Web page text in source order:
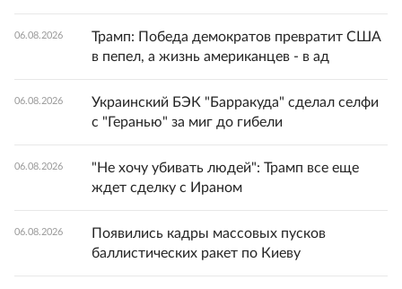
06.08.2026
Трамп: Победа демократов превратит США
в пепел, а жизнь американцев - в ад
06.08.2026
Украинский БЭК "Барракуда" сделал селфи
с "Геранью" за миг до гибели
06.08.2026
"Не хочу убивать людей": Трамп все еще
ждет сделку с Ираном
06.08.2026
Появились кадры массовых пусков
баллистических ракет по Киеву